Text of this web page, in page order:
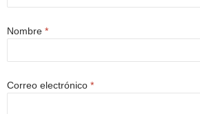
Nombre *
Correo electrónico *